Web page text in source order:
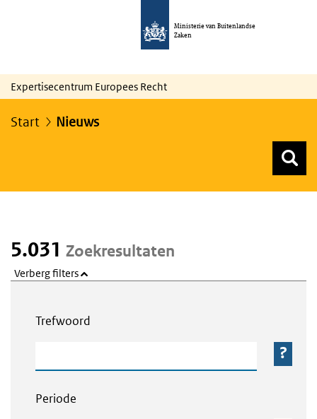
Ministerie van Buitenlandse
Zaken
Expertisecentrum Europees Recht
Start Nieuws
5.031 Zoekresultaten
Verberg filters
Trefwoord
Periode